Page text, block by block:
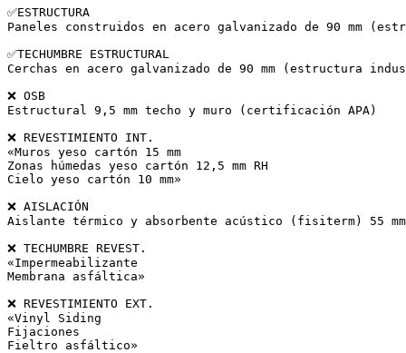
✅ESTRUCTURA
Paneles construidos en acero galvanizado de 90 mm
✅TECHUMBRE ESTRUCTURAL
Cerchas en acero galvanizado de 90 mm (estructura
❌ OSB
Estructural 9,5 mm techo y muro (certificación APA)
❌ REVESTIMIENTO INT.
«Muros yeso cartón 15 mm
Zonas húmedas yeso cartón 12,5 mm RH
Cielo yeso cartón 10 mm»
❌ AISLACIÓN
Aislante térmico y absorbente acústico (fisiterm) 55
❌ TECHUMBRE REVEST.
«Impermeabilizante
Membrana asfáltica»
❌ REVESTIMIENTO EXT.
«Vinyl Siding
Fijaciones
Fieltro asfáltico»